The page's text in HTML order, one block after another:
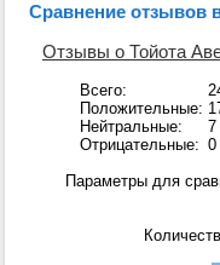
Сравнение отзывов
Отзывы о Тойота
Всего:
Положительные:
Нейтральные:
7
Отрицательные: 0
Параметры для